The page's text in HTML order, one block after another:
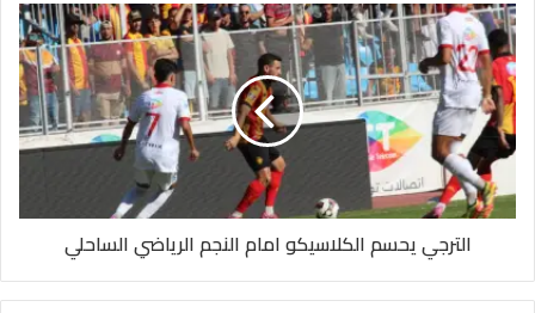
الترجي يحسم الكلاسيكو امام النجم الرياضي الساحلي